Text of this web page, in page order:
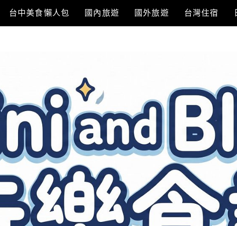
台中美食懶人包 國內旅遊 國外旅遊 台灣住宿